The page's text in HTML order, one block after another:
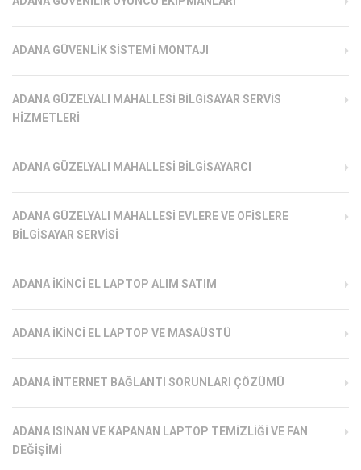
ADANA GÜVENLIK SISTEMI MONTAJI
ADANA GÜZELYALI MAHALLESI BILGISAYAR SERVIS
HIZMETLERI
ADANA GÜZELYALI MAHALLESI BILGISAYARCI
ADANA GÜZELYALI MAHALLESI EVLERE VE OFISLERE
BILGISAYAR SERVISI
ADANA İKINCI EL LAPTOP ALIM SATIM
ADANA İKINCI EL LAPTOP VE MASAÜSTÜ
ADANA İNTERNET BAĞLANTI SORUNLARI ÇÖZÜMÜ
ADANA ISINAN VE KAPANAN LAPTOP TEMIZLIĞI VE FAN
DEĞIŞIMI